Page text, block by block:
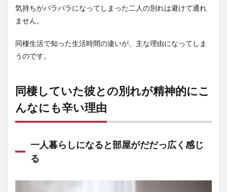
気持ちがバラバラになってしまった二人の別れは避けて通れ
ません。
同棲生活で知った生活時間の違いが、主な理由になってしま
うのです。
同棲していた彼との別れが精神的にこ
んなにも辛い理由
一人暮らしになると部屋がだだっ広く感じ
る